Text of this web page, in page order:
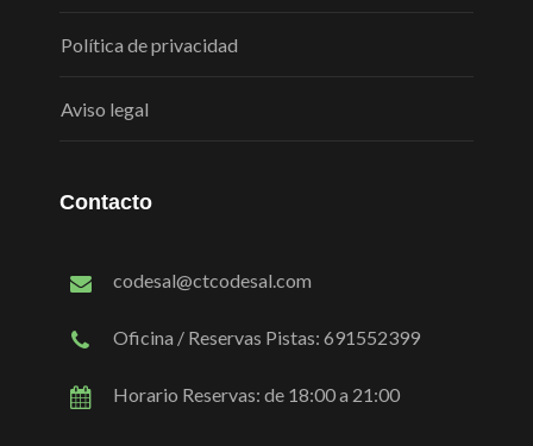
Política de privacidad
Aviso legal
Contacto
codesal@ctcodesal.com
Oficina / Reservas Pistas: 691552399
Horario Reservas: de 18:00 a 21:00